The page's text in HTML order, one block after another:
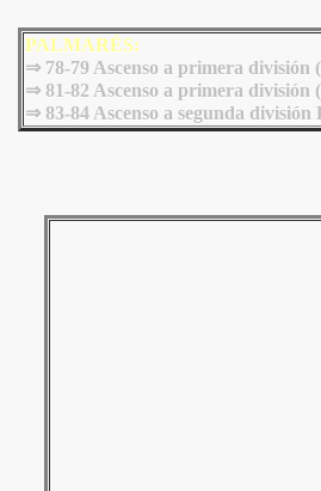
PALMARÉS:
⇒ 78-79 Ascenso a primera división
⇒ 81-82 Ascenso a primera división
⇒ 83-84 Ascenso a segunda